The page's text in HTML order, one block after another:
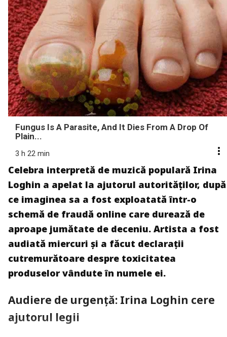
Fungus Is A Parasite, And It Dies From A Drop Of
Plain...
3 h 22 min
Celebra interpretă de muzică populară Irina
Loghin a apelat la ajutorul autorităților, după
ce imaginea sa a fost exploatată într-o
schemă de fraudă online care durează de
aproape jumătate de deceniu. Artista a fost
audiată miercuri și a făcut declarații
cutremurătoare despre toxicitatea
produselor vândute în numele ei.
Audiere de urgență: Irina Loghin cere
ajutorul legii